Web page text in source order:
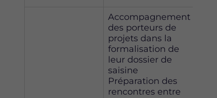
Accompagnement
des porteurs de
projets dans la
formalisation de
leur dossier de
saisine
Préparation des
rencontres entre